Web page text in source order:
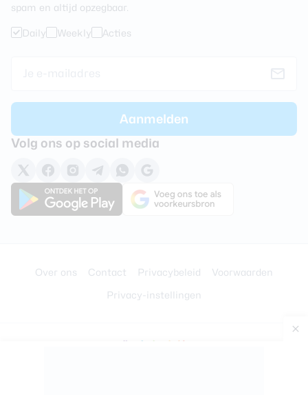
spam en altijd opzegbaar.
Daily Weekly Acties
Volg ons op social media
Over ons Contact Privacybeleid
Voorwaarden
Privacy-instellingen